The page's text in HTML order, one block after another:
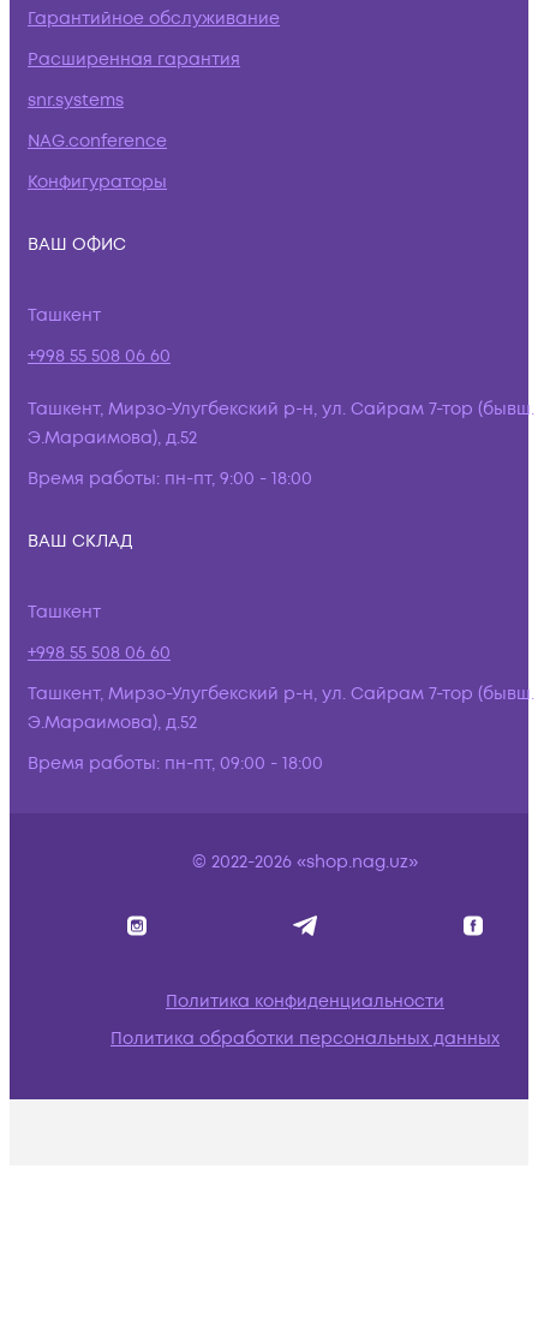
Гарантийное обслуживание
Расширенная гарантия
snr.systems
NAG.conference
Конфигураторы
ВАШ ОФИС
Ташкент
+998 55 508 06 60
Ташкент, Мирзо-Улугбекский р-н, ул. Сайрам 7-тор (бывш.
Э.Мараимова), д.52
Время работы: пн-пт, 9:00 - 18:00
ВАШ СКЛАД
Ташкент
+998 55 508 06 60
Ташкент, Мирзо-Улугбекский р-н, ул. Сайрам 7-тор (бывш.
Э.Мараимова), д.52
Время работы: пн-пт, 09:00 - 18:00
© 2022-2026 «shop.nag.uz»
Политика конфиденциальности
Политика обработки персональных данных